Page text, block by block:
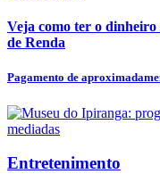
Veja como ter o dinheiro
de Renda
Pagamento de
Entretenimento